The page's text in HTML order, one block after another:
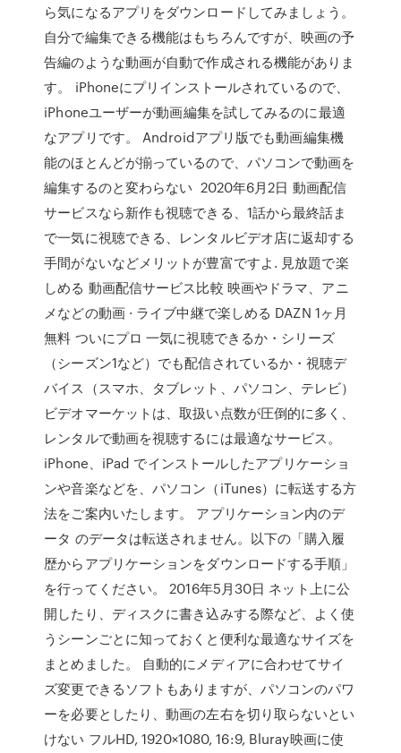
ら気になるアプリをダウンロードしてみましょう。
自分で編集できる機能はもちろんですが、映画の予
告編のような動画が自動で作成される機能がありま
す。 iPhoneにプリインストールされているので、
iPhoneユーザーが動画編集を試してみるのに最適
なアプリです。 Androidアプリ版でも動画編集機
能のほとんどが揃っているので、パソコンで動画を
編集するのと変わらない 2020年6月2日 動画配信
サービスなら新作も視聴できる、1話から最終話ま
で一気に視聴できる、レンタルビデオ店に返却する
手間がないなどメリットが豊富ですよ. 見放題で楽
しめる 動画配信サービス比較 映画やドラマ、アニ
メなどの動画 · ライブ中継で楽しめる DAZN 1ヶ月
無料 ついにプロ 一気に視聴できるか・シリーズ
（シーズン1など）でも配信されているか・視聴デ
バイス（スマホ、タブレット、パソコン、テレビ）
ビデオマーケットは、取扱い点数が圧倒的に多く、
レンタルで動画を視聴するには最適なサービス。
iPhone、iPad でインストールしたアプリケーショ
ンや音楽などを、パソコン（iTunes）に転送する方
法をご案内いたします。 アプリケーション内のデ
ータ のデータは転送されません。以下の「購入履
歴からアプリケーションをダウンロードする手順」
を行ってください。 2016年5月30日 ネット上に公
開したり、ディスクに書き込みする際など、よく使
うシーンごとに知っておくと便利な最適なサイズを
まとめました。 自動的にメディアに合わせてサイ
ズ変更できるソフトもありますが、パソコンのパワ
ーを必要としたり、動画の左右を切り取らないとい
けない フルHD, 1920×1080, 16:9, Bluray映画に使